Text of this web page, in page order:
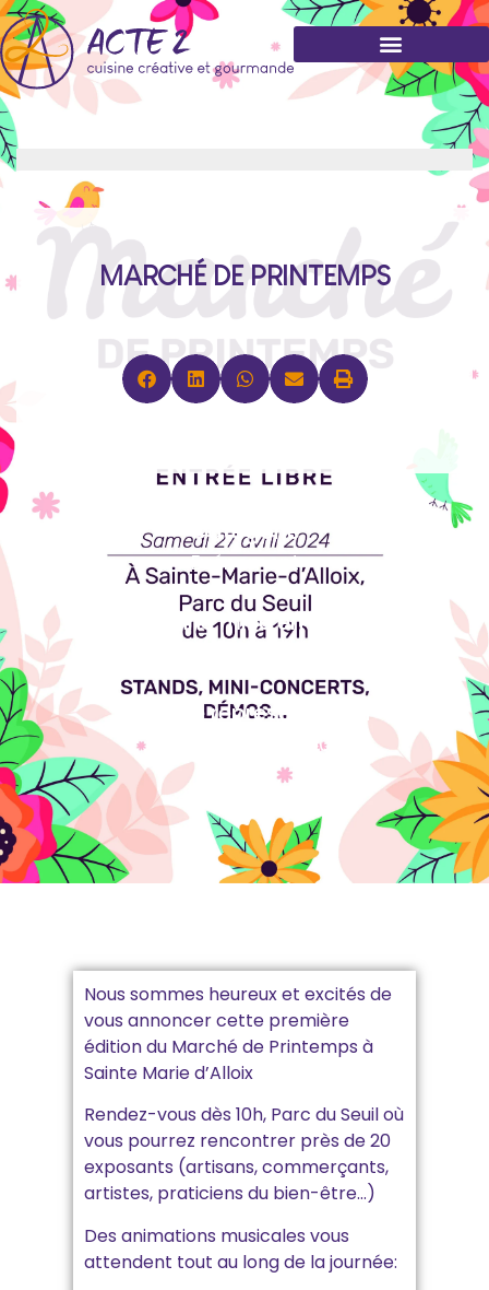
MARCHÉ DE PRINTEMPS
Catégorie
Evénement
Personne mise en avant
Date de représentation
27 avril, 2024 10:00
Nous sommes heureux et excités de
vous annoncer cette première
édition du Marché de Printemps à
Sainte Marie d’Alloix
Rendez-vous dès 10h, Parc du Seuil où
vous pourrez rencontrer près de 20
exposants (artisans, commerçants,
artistes, praticiens du bien-être…)
Des animations musicales vous
attendent tout au long de la journée: